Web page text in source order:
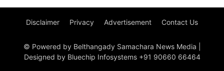
Disclaimer Privacy Advertisement Contact Us
© Powered by Belthangady Samachara News Media |
Designed by Bluechip Infosystems +91 90660 66464